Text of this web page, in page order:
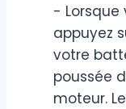
- Lorsque
appuyez
votre
poussée
moteur.